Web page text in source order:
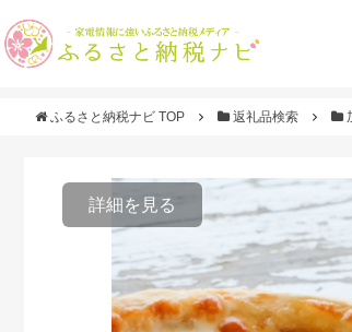
ふるさと納税ナビ TOP 返礼品検索
詳細を見る